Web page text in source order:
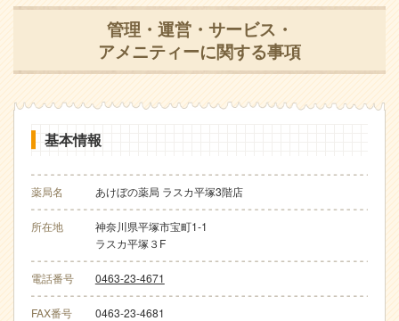
管理・運営・サービス・
アメニティーに関する事項
基本情報
薬局名 あけぼの薬局 ラスカ平塚3階店
所在地
神奈川県平塚市宝町1-1
ラスカ平塚３F
電話番号 0463-23-4671
FAX番号 0463-23-4681